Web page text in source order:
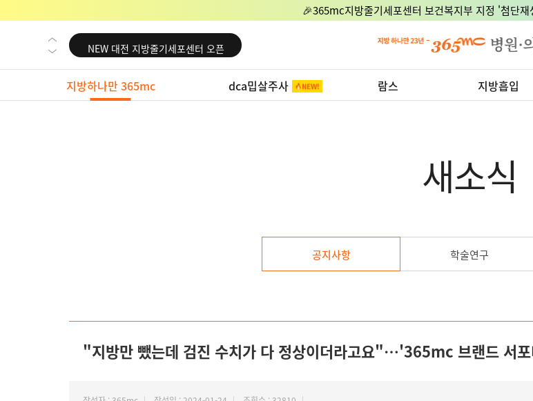
🎉365mc지방줄기세포센터 보건복지부 지정 '첨단
NEW 교대 지방줄기세포센터 오픈
NEW 대전 지방줄기세포센터 오픈
NEW 노원 지방줄기세포센터 오픈
NEW 미국 LA점 오픈
지방하나만 365mc dca밉살주사 람스 지방흡입
새소식
공지사항 학술연구
"지방만 뺐는데 검진 수치가 다 정상이더라고요"…'365mc 브랜드 서